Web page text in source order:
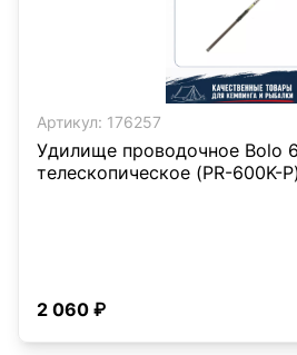
Артикул: 176257
Удилище проводочное Bolo
телескопическое (PR-600K-
2 060 ₽